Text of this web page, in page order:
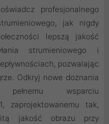
profesjonalnego
jak nigdy
lepszą jakość
strumieniowego i
pozwalając
Odkryj nowe doznania
wsparciu
zaprojektowanemu tak,
jakość obrazu przy